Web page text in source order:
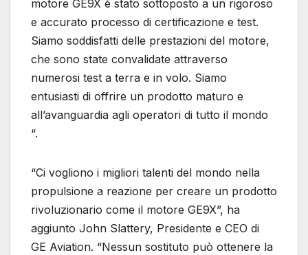
motore GE9X è stato sottoposto a un rigoroso
e accurato processo di certificazione e test.
Siamo soddisfatti delle prestazioni del motore,
che sono state convalidate attraverso
numerosi test a terra e in volo. Siamo
entusiasti di offrire un prodotto maturo e
all’avanguardia agli operatori di tutto il mondo
“.
“Ci vogliono i migliori talenti del mondo nella
propulsione a reazione per creare un prodotto
rivoluzionario come il motore GE9X”, ha
aggiunto John Slattery, Presidente e CEO di
GE Aviation. “Nessun sostituto può ottenere la